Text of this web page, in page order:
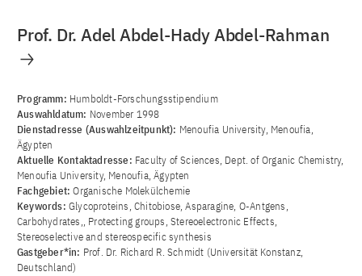
Prof. Dr. Adel Abdel-Hady Abdel-Rahman
Programm: Humboldt-Forschungsstipendium
Auswahldatum: November 1998
Dienstadresse (Auswahlzeitpunkt): Menoufia University, Menoufia,
Ägypten
Aktuelle Kontaktadresse: Faculty of Sciences, Dept. of Organic Chemistry,
Menoufia University, Menoufia, Ägypten
Fachgebiet:Organische Molekülchemie
Keywords: Glycoproteins, Chitobiose, Asparagine, O-Antgens,
Carbohydrates,, Protecting groups, Stereoelectronic Effects,
Stereoselective and stereospecific synthesis
Gastgeber*in: Prof. Dr. Richard R. Schmidt (Universität Konstanz,
Deutschland)